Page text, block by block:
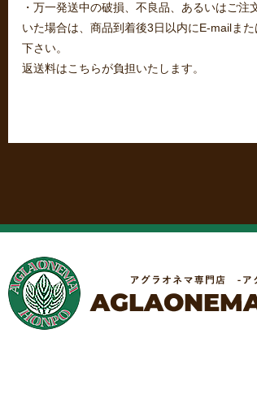
・万一発送中の破損、不良品、あるいはご注
いた場合は、商品到着後3日以内にE-mailま
下さい。
返送料はこちらが負担いたします。